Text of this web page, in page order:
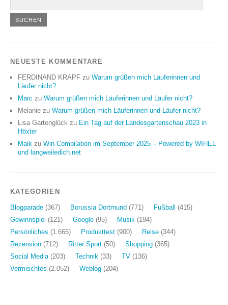
NEUESTE KOMMENTARE
FERDINAND KRAPF zu Warum grüßen mich Läuferinnen und
Läufer nicht?
Marc zu Warum grüßen mich Läuferinnen und Läufer nicht?
Melanie zu Warum grüßen mich Läuferinnen und Läufer nicht?
Lisa Gartenglück zu Ein Tag auf der Landesgartenschau 2023 in
Höxter
Maik zu Win-Compilation im September 2025 – Powered by WIHEL
und langweiledich.net
KATEGORIEN
Blogparade (367) Borussia Dortmund (771) Fußball
(415)
Gewinnspiel (121) Google (95) Musik (194)
Persönliches (1.665) Produkttest (900) Reise (344)
Rezension (712) Ritter Sport (50) Shopping (365)
Social Media (203) Technik (33) TV (136)
Vermischtes (2.052) Weblog (204)